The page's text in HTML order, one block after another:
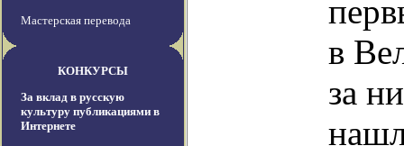
Мастерская перевода
КОНКУРСЫ
За вклад в русскую
культуру публикациями в
Интернете
в
за